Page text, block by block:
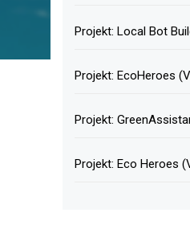
Projekt: Local Bot
Projekt: EcoHeroes
Projekt:
Projekt: Eco Heroes